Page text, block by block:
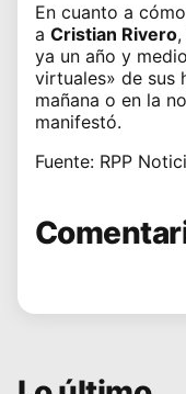
En cuanto a
a Cristian Rivero,
ya un año y
virtuales» de sus
mañana o en la
manifestó.
Fuente: RPP